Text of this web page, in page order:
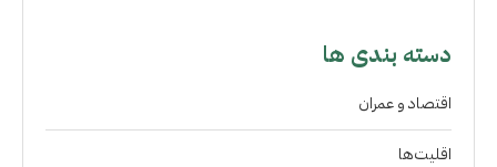
دسته بندی ها
اقتصاد و عمران
اقلیت‌ها